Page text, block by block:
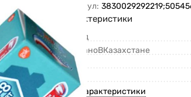
Артикул:
Характеристики
Бренд
СделаноВКазахстане
Вес
Код
Все характеристики